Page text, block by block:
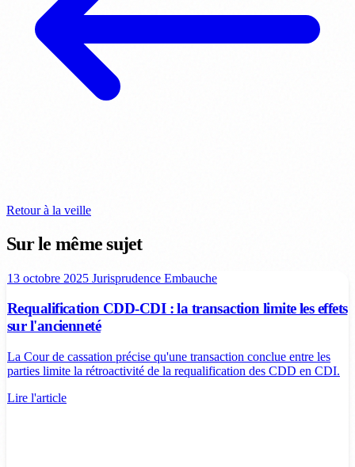
Retour à la veille
Sur le même sujet
13 octobre 2025 Jurisprudence Embauche
Requalification CDD-CDI : la transaction limite les effets
sur l'ancienneté
La Cour de cassation précise qu'une transaction conclue entre les
parties limite la rétroactivité de la requalification des CDD en CDI.
Lire l'article